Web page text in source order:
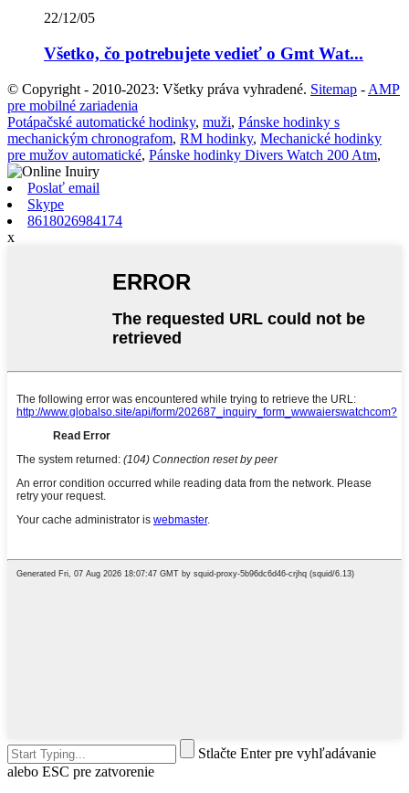
22/12/05
Všetko, čo potrebujete vedieť o Gmt Wat...
© Copyright - 2010-2023: Všetky práva vyhradené. Sitemap - AMP
pre mobilné zariadenia
Potápačské automatické hodinky, muži, Pánske hodinky s
mechanickým chronografom, RM hodinky, Mechanické hodinky
pre mužov automatické, Pánske hodinky Divers Watch 200 Atm,
Poslať email
Skype
8618026984174
x
Stlačte Enter pre vyhľadávanie
alebo ESC pre zatvorenie